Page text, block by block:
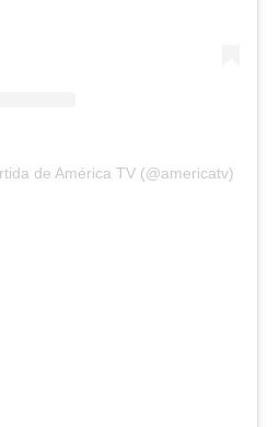
de América TV (@americatv)